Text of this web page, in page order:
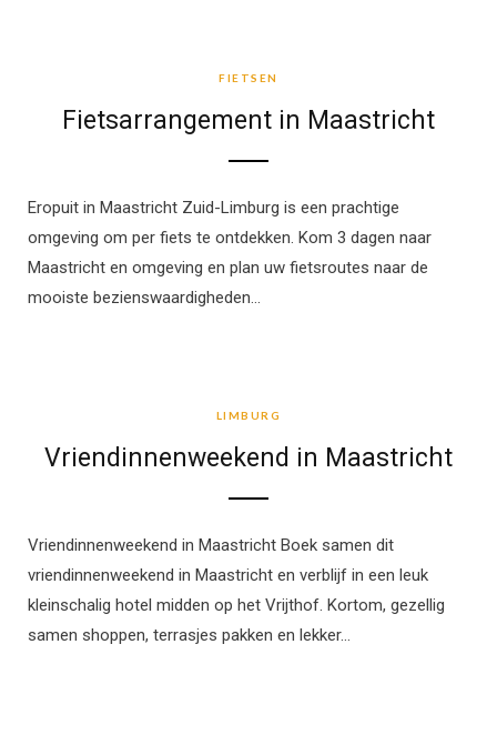
FIETSEN
Fietsarrangement in Maastricht
Eropuit in Maastricht Zuid-Limburg is een prachtige
omgeving om per fiets te ontdekken. Kom 3 dagen naar
Maastricht en omgeving en plan uw fietsroutes naar de
mooiste bezienswaardigheden…
LIMBURG
Vriendinnenweekend in Maastricht
Vriendinnenweekend in Maastricht Boek samen dit
vriendinnenweekend in Maastricht en verblijf in een leuk
kleinschalig hotel midden op het Vrijthof. Kortom, gezellig
samen shoppen, terrasjes pakken en lekker…